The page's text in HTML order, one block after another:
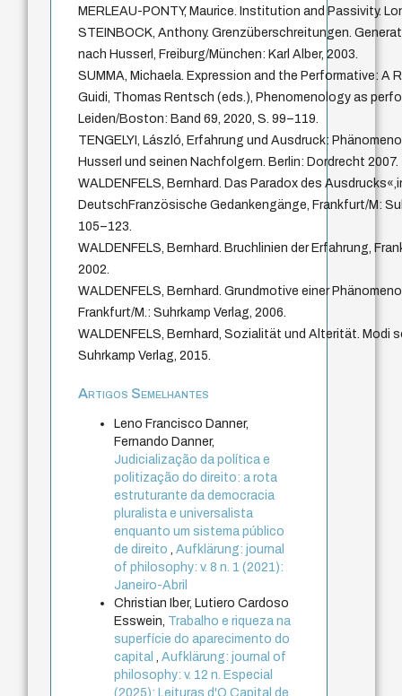
MERLEAU-PONTY, Maurice. Institution and Passivity.
STEINBOCK, Anthony. Grenzüberschreitungen.
nach Husserl, Freiburg/München: Karl Alber, 2003.
SUMMA, Michaela. Expression and the Performative: A
Guidi, Thomas Rentsch (eds.), Phenomenology as
Leiden/Boston: Band 69, 2020, S. 99–119.
TENGELYI, László, Erfahrung und Ausdruck:
Husserl und seinen Nachfolgern. Berlin: Dordrecht 2007.
WALDENFELS, Bernhard. Das Paradox des
DeutschFranzösische Gedankengänge, Frankfurt/M:
105–123.
WALDENFELS, Bernhard. Bruchlinien der Erfahrung,
2002.
WALDENFELS, Bernhard. Grundmotive einer
Frankfurt/M.: Suhrkamp Verlag, 2006.
WALDENFELS, Bernhard, Sozialität und Alterität. Modi
Suhrkamp Verlag, 2015.
Artigos Semelhantes
Leno Francisco Danner,
Fernando Danner,
Judicialização da política e
politização do direito: a rota
estruturante da democracia
pluralista e universalista
enquanto um sistema público
de direito,Aufklärung: journal
of philosophy: v. 8 n. 1 (2021):
Janeiro-Abril
Christian Iber, Lutiero Cardoso
Esswein, Trabalho e riqueza na
superfície do aparecimento do
capital,Aufklärung: journal of
philosophy: v. 12 n. Especial
(2025): Leituras d'O Capital de